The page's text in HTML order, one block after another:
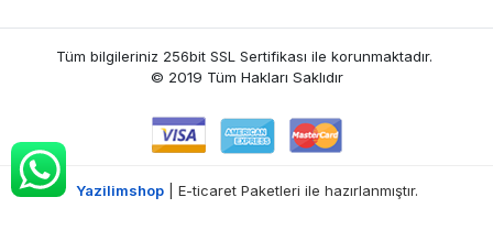
Tüm bilgileriniz 256bit SSL Sertifikası ile korunmaktadır.
© 2019 Tüm Hakları Saklıdır
Yazilimshop| E-ticaret Paketleri ile hazırlanmıştır.